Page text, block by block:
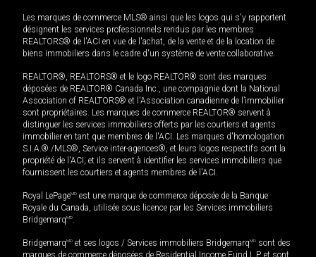
Les marques de commerce MLS® ainsi que les logos qui s'y rapportent
désignent les services professionnels rendus par les membres
REALTORS® de l'ACI en vue de l'achat, de la vente et de la location de
biens immobiliers dans le cadre d'un système de vente collaborative.
REALTOR®, REALTORS® et le logo REALTOR® sont des marques
déposées de REALTOR® Canada Inc., une compagnie dont la National
Association of REALTORS® et l'Association canadienne de l’immobilier
sont propriétaires. Les marques de commerce REALTOR® servent à
distinguer les services immobiliers offerts par les courtiers et agents
immobilier en tant que membres de l'ACI. Les marques d'homologation
S.I.A.® /MLS®, Service inter-agences®, et leurs logos respectifs sont la
propriété de l'ACI, et ils servent à identifier les services immobiliers que
fournissent les courtiers et agents membres de l'ACI.
Royal LePageMD est une marque de commerce déposée de la Banque
Royale du Canada, utilisée sous licence par les Services immobiliers
BridgemarqMD
BridgemarqMD et ses logos / Services immobiliers BridgemarqMD sont des
marques de commerce déposées de Residential Income Fund L.P. et sont